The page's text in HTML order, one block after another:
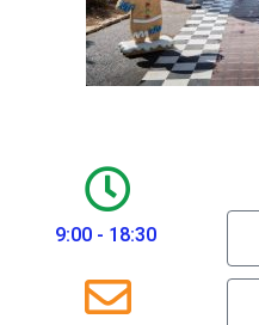
18:30 - 9:00